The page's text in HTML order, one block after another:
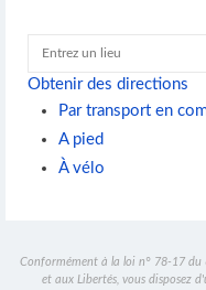
Obtenir des directions
Par transport en
A pied
À vélo
Conformément à la loi n° 78-17 du
et aux Libertés, vous disposez